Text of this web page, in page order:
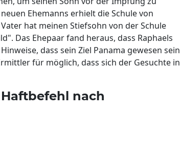
Ehemanns erhielt die Schule von
hat meinen Stiefsohn von der Schule
Das Ehepaar fand heraus, dass Raphaels
dass sein Ziel Panama gewesen sein
für möglich, dass sich der Gesuchte in
nach